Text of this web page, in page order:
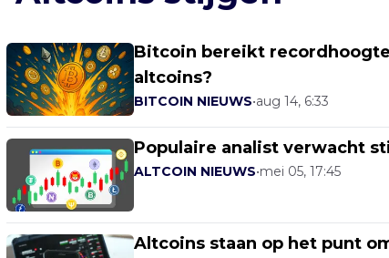
Bitcoin bereikt
altcoins?
BITCOIN NIEUWS•aug 14, 6:33
Populaire analist verwacht
ALTCOIN NIEUWS•mei 05, 17:45
Altcoins staan op het punt